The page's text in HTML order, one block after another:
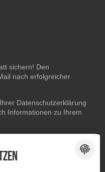
sichern! Den
nach erfolgreicher
Datenschutzerklärung
Informationen zu Ihrem
ABONNIEREN